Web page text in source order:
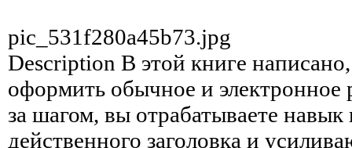
pic_531f280a45b73.jpg
Description В этой книге
оформить обычное и
за шагом, вы отрабатываете навык
действенного заголовка и